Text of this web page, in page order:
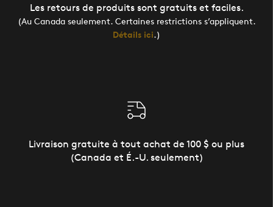
Les retours de produits sont gratuits et faciles.
(Au Canada seulement. Certaines restrictions s’appliquent.
Détails ici.)
Livraison gratuite à tout achat de 100 $ ou plus
(Canada et É.-U. seulement)